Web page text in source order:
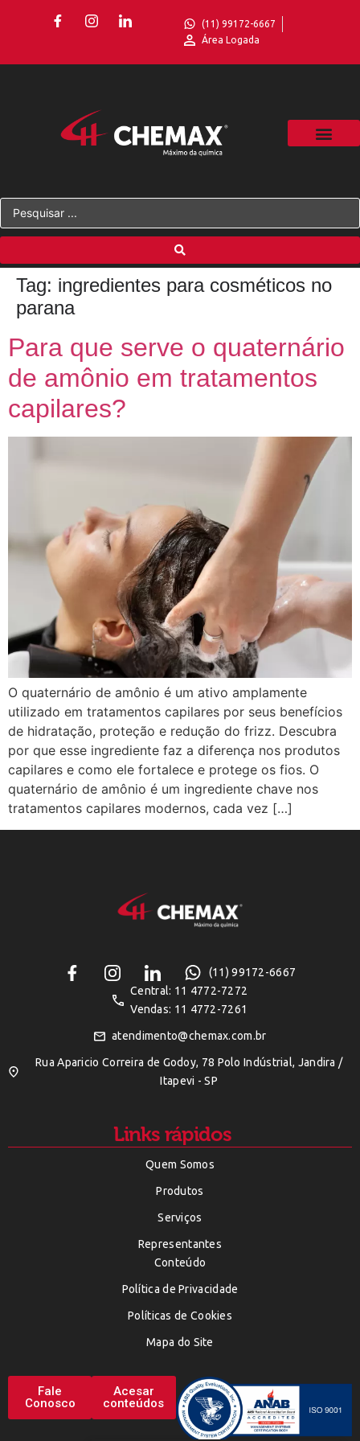
(11) 99172-6667
Área Logada
Tag: ingredientes para cosméticos no
parana
Para que serve o quaternário
de amônio em tratamentos
capilares?
O quaternário de amônio é um ativo amplamente
utilizado em tratamentos capilares por seus benefícios
de hidratação, proteção e redução do frizz. Descubra
por que esse ingrediente faz a diferença nos produtos
capilares e como ele fortalece e protege os fios. O
quaternário de amônio é um ingrediente chave nos
tratamentos capilares modernos, cada vez […]
(11) 99172-6667
Central: 11 4772-7272
Vendas: 11 4772-7261
atendimento@chemax.com.br
Rua Aparicio Correira de Godoy, 78 Polo Indústrial, Jandira /
Itapevi - SP
Links rápidos
Quem Somos
Produtos
Serviços
Representantes
Conteúdo
Política de Privacidade
Políticas de Cookies
Mapa do Site
Fale
Conosco
Acesar
conteúdos